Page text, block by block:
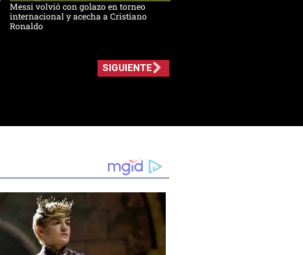
Messi volvió con golazo en torneo
internacional y acecha a Cristiano
Ronaldo
SIGUIENTE